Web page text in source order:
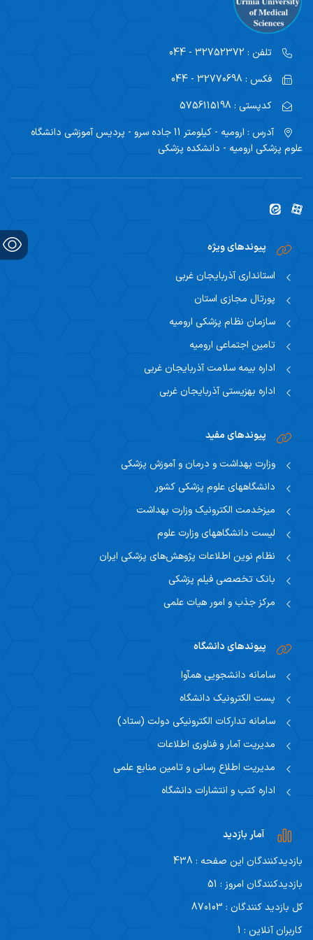
مرکز تحقیقاتی نوروفیزیولوژی
سیاست های حمایتی پژوهشی
فرم ها و فرایند های پژوهشی
اساتید مشاور
مسئول اساتید مشاور
استاد مشاور
برنامه هفتگی
راهنمای جامع اعتباربخشی
راهنمای جامع اعتباربخشی
تلفن :32752372 - 044
فکس :32770698 - 044
کدپستی :5756115198
آدرس :
ارومیه - کیلومتر 11 جاده سرو - پردیس آموزشی دانشگاه
علوم پزشکی ارومیه - دانشکده پزشکی
پیوندهای ویژه
استانداری آذربایجان غربی
پورتال مجازی استان
سازمان نظام پزشکی ارومیه
تامین اجتماعی ارومیه
اداره بیمه سلامت آذربایجان غربی
اداره بهزیستی آذربایجان غربی
پیوندهای مفید
وزارت بهداشت و درمان و آموزش پزشکی
دانشگاههای علوم پزشکی کشور
میزخدمت الکترونیک وزارت بهداشت
لیست دانشگاههای وزارت علوم
نظام نوین اطلاعات پژوهش‌های پزشکی ایران
بانک تخصصی فیلم پزشکی
مرکز جذب و امور هیات علمی
پیوندهای دانشگاه
سامانه دانشجویی همآوا
پست الکترونیک دانشگاه
سامانه تدارکات الکترونیکی دولت (ستاد)
مدیریت آمار و فناوری اطلاعات
مدیریت اطلاع رسانی و تامین منابع علمی
اداره کتب و انتشارات دانشگاه
آمار بازدید
بازدیدکنندگان این صفحه : 438
بازدیدکنندگان امروز : 51
کل بازدید کنندگان : 870103
کاربران آنلاین : 1